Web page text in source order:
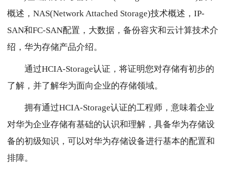
概述，NAS(Network Attached Storage)技术概述，IP-
SAN和FC-SAN配置，大数据，备份容灾和云计算技术介
绍，华为存储产品介绍。
通过HCIA-Storage认证，将证明您对存储有初步的
了解，并了解华为面向企业的存储领域。
拥有通过HCIA-Storage认证的工程师，意味着企业
对华为企业存储有基础的认识和理解，具备华为存储设
备的初级知识，可以对华为存储设备进行基本的配置和
排障。